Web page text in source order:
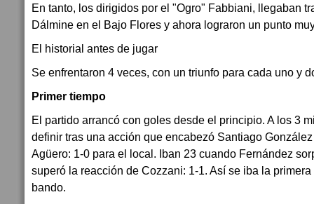
En tanto, los dirigidos por el "Ogro" Fabbiani, llegaban
Dálmine en el Bajo Flores y ahora lograron un punto
El historial antes de jugar
Se enfrentaron 4 veces, con un triunfo para cada uno y
Primer tiempo
El partido arrancó con goles desde el principio. A los 3
definir tras una acción que encabezó Santiago
Agüero: 1-0 para el local. Iban 23 cuando Fernández
superó la reacción de Cozzani: 1-1. Así se iba la
bando.